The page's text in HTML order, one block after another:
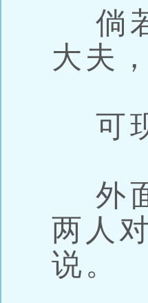
倘若
大夫
可
外面
两人
说。